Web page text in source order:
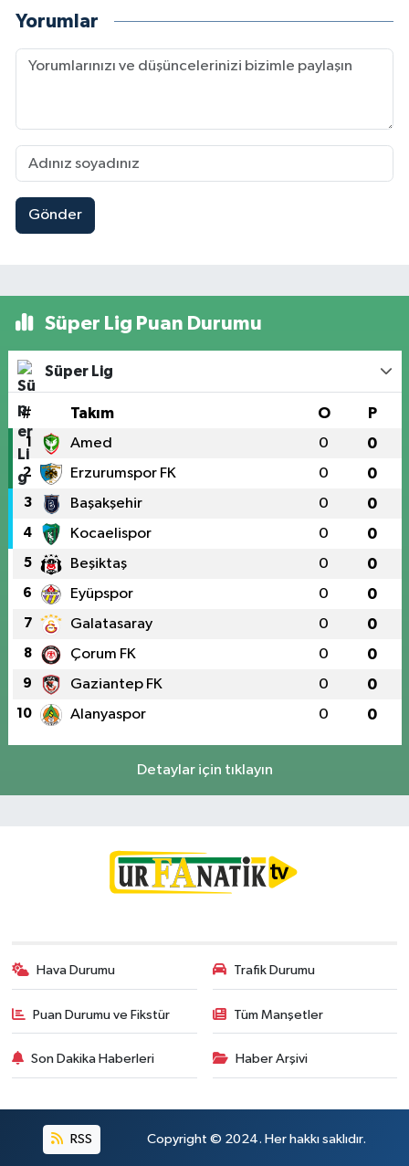
Yorumlar
Gönder
Süper Lig Puan Durumu
Süper Lig
# Takım O P
1 Amed 0 0
2 Erzurumspor FK 0 0
3 Başakşehir 0 0
4 Kocaelispor 0 0
5 Beşiktaş 0 0
6 Eyüpspor 0 0
7 Galatasaray 0 0
8 Çorum FK 0 0
9 Gaziantep FK 0 0
10 Alanyaspor 0 0
Detaylar için tıklayın
Hava Durumu Trafik Durumu
Puan Durumu ve Fikstür Tüm Manşetler
Son Dakika Haberleri Haber Arşivi
RSS Copyright © 2024. Her hakkı saklıdır.